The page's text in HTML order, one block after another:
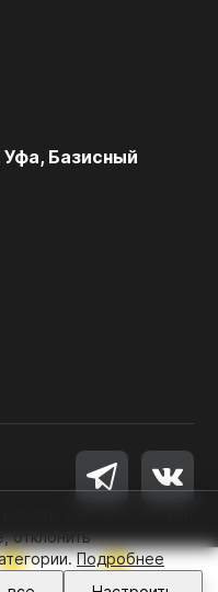
0 0
Войти
Уфа, Базисный
отклонить
Подробнее